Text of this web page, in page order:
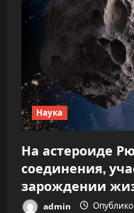
Наука
На астероиде
соединения,
зарождении
admin